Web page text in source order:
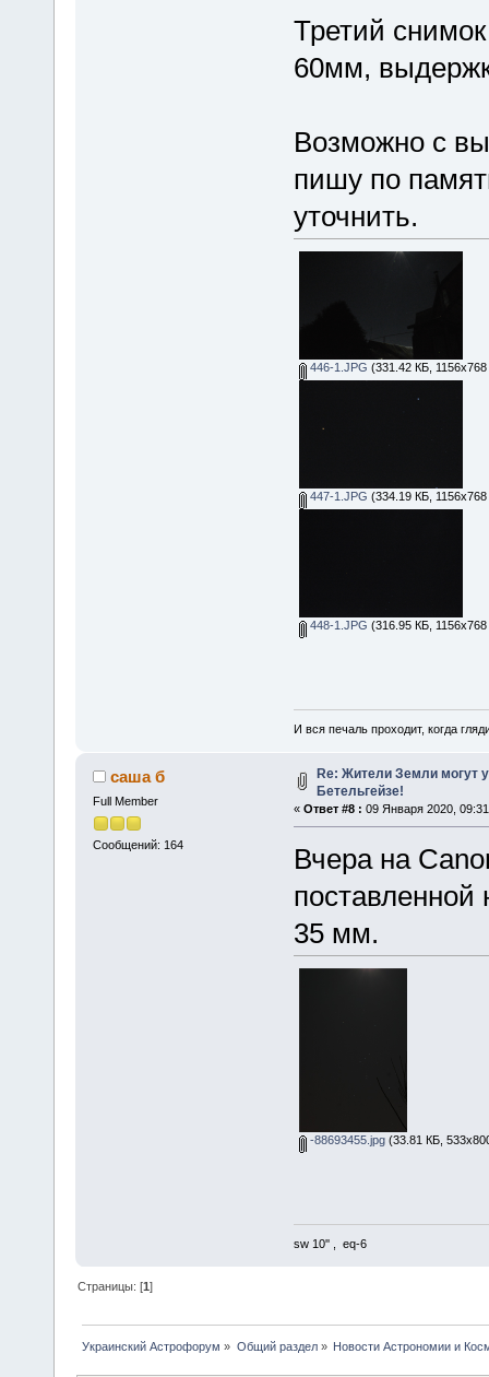
Третий
60мм,
Возможно с
пишу по
уточнить.
446-1.JPG (331.42 КБ,
447-1.JPG (334.19 КБ,
448-1.JPG (316.95 КБ,
И вся печаль проходит, когда
саша б
Full Member
Сообщений: 164
Re: Жители Земли могут
Бетельгейзе!
« Ответ #8 : 09 Января 2020,
Вчера на
поставленной
35 мм.
-88693455.jpg(33.81 КБ,
sw 10'' , eq-6
Страницы: [1]
Украинский Астрофорум » Общий раздел» Новости Астрономии и